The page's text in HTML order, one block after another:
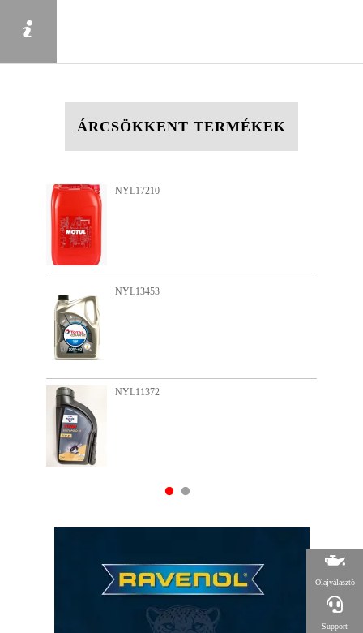
ÁRCSÖKKENT TERMÉKEK
NYL11595
NYL15735
NYL11915
Olajválasztó
Support